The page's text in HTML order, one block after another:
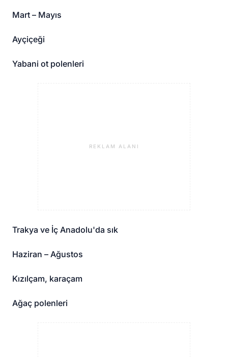
Mart – Mayıs
Ayçiçeği
Yabani ot polenleri
REKLAM ALANI
Trakya ve İç Anadolu'da sık
Haziran – Ağustos
Kızılçam, karaçam
Ağaç polenleri